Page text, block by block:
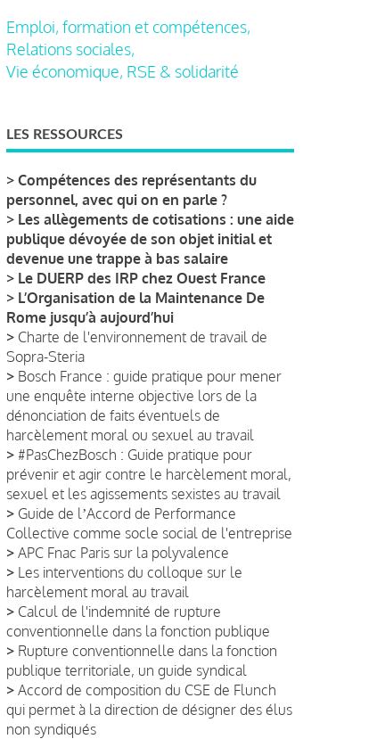
Emploi, formation et compétences,
Relations sociales,
Vie économique, RSE & solidarité
LES RESSOURCES
> Compétences des représentants du
personnel, avec qui on en parle ?
> Les allègements de cotisations : une aide
publique dévoyée de son objet initial et
devenue une trappe à bas salaire
> Le DUERP des IRP chez Ouest France
> L’Organisation de la Maintenance De
Rome jusqu’à aujourd’hui
> Charte de l'environnement de travail de
Sopra-Steria
> Bosch France : guide pratique pour mener
une enquête interne objective lors de la
dénonciation de faits éventuels de
harcèlement moral ou sexuel au travail
> #PasChezBosch : Guide pratique pour
prévenir et agir contre le harcèlement moral,
sexuel et les agissements sexistes au travail
> Guide de lʼAccord de Performance
Collective comme socle social de l'entreprise
> APC Fnac Paris sur la polyvalence
> Les interventions du colloque sur le
harcèlement moral au travail
> Calcul de l'indemnité de rupture
conventionnelle dans la fonction publique
> Rupture conventionnelle dans la fonction
publique territoriale, un guide syndical
> Accord de composition du CSE de Flunch
qui permet à la direction de désigner des élus
non syndiqués